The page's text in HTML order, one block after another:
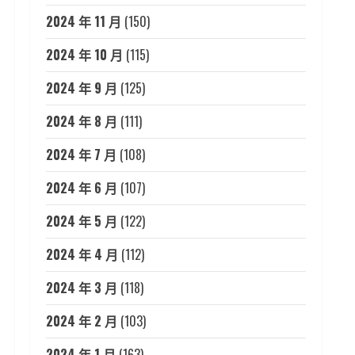
2024 年 11 月 (150)
2024 年 10 月 (115)
2024 年 9 月 (125)
2024 年 8 月 (111)
2024 年 7 月 (108)
2024 年 6 月 (107)
2024 年 5 月 (122)
2024 年 4 月 (112)
2024 年 3 月 (118)
2024 年 2 月 (103)